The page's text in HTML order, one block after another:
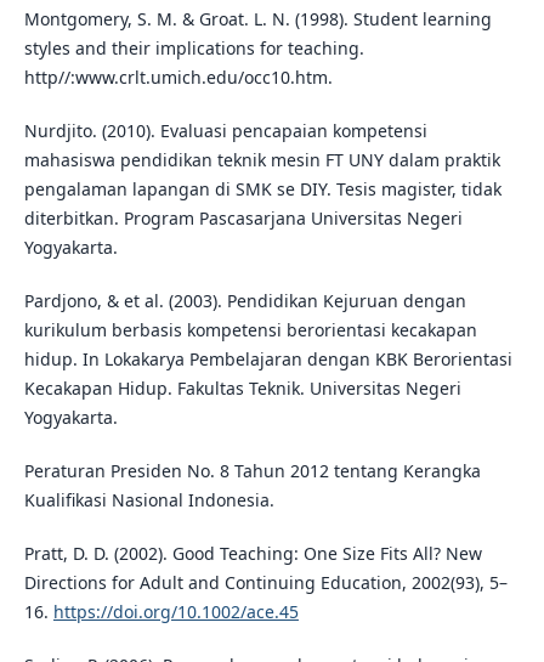
Montgomery, S. M. & Groat. L. N. (1998). Student learning
styles and their implications for teaching.
http//:www.crlt.umich.edu/occ10.htm.
Nurdjito. (2010). Evaluasi pencapaian kompetensi
mahasiswa pendidikan teknik mesin FT UNY dalam praktik
pengalaman lapangan di SMK se DIY. Tesis magister, tidak
diterbitkan. Program Pascasarjana Universitas Negeri
Yogyakarta.
Pardjono, & et al. (2003). Pendidikan Kejuruan dengan
kurikulum berbasis kompetensi berorientasi kecakapan
hidup. In Lokakarya Pembelajaran dengan KBK Berorientasi
Kecakapan Hidup. Fakultas Teknik. Universitas Negeri
Yogyakarta.
Peraturan Presiden No. 8 Tahun 2012 tentang Kerangka
Kualifikasi Nasional Indonesia.
Pratt, D. D. (2002). Good Teaching: One Size Fits All? New
Directions for Adult and Continuing Education, 2002(93), 5–
16. https://doi.org/10.1002/ace.45